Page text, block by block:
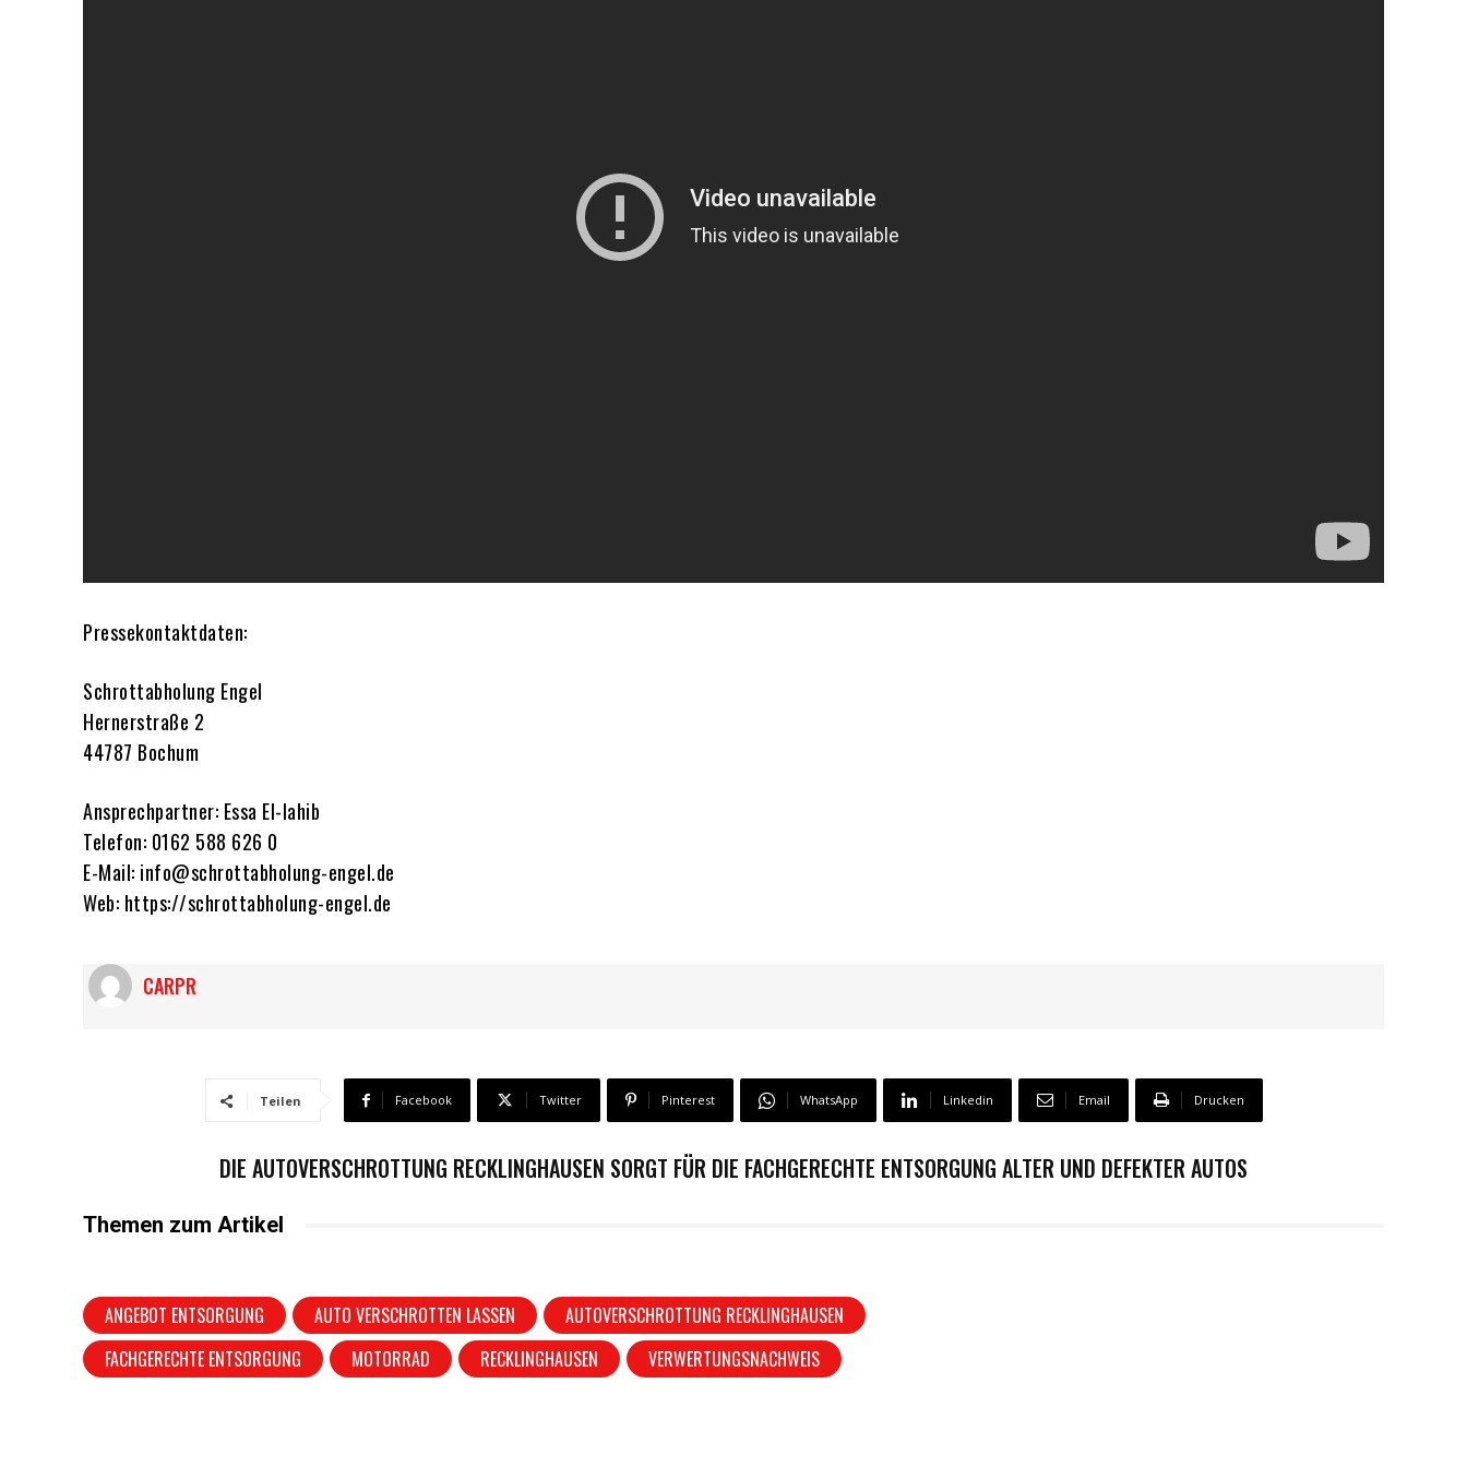
Pressekontaktdaten:
Schrottabholung Engel
Hernerstraße 2
44787 Bochum
Ansprechpartner: Essa El-lahib
Telefon: 0162 588 626 0
E-Mail: info@schrottabholung-engel.de
Web: https://schrottabholung-engel.de
CARPR
Teilen Facebook Twitter Pinterest WhatsApp Linkedin Email Drucken
DIE AUTOVERSCHROTTUNG RECKLINGHAUSEN SORGT FÜR DIE FACHGERECHTE ENTSORGUNG ALTER UND DEFEKTER AUTOS
Themen zum Artikel
ANGEBOT ENTSORGUNG AUTO VERSCHROTTEN LASSEN
AUTOVERSCHROTTUNG RECKLINGHAUSEN
FACHGERECHTE ENTSORGUNG
MOTORRAD RECKLINGHAUSEN VERWERTUNGSNACHWEIS